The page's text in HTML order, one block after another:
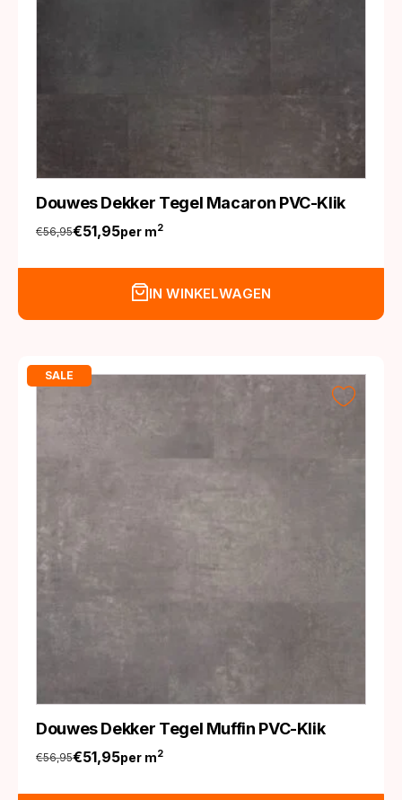
Douwes Dekker Tegel Macaron PVC-Klik
€56,95
Oorspronkelijke
prijs
€51,95
Huidige
prijs
per m2
IN WINKELWAGEN
SALE
Douwes Dekker Tegel Muffin PVC-Klik
€56,95
Oorspronkelijke
prijs
€51,95
Huidige
prijs
per m2